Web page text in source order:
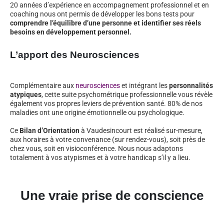
20 années d’expérience en accompagnement professionnel et en
coaching nous ont permis de développer les bons tests pour
comprendre l’équilibre d’une personne et identifier ses réels
besoins en développement personnel.
L’apport des Neurosciences
Complémentaire aux neuroscienceset intégrant lespersonnalités
atypiques, cette suite psychométrique professionnelle vous révèle
également vos propres leviers de prévention santé. 80% de nos
maladies ont une origine émotionnelle ou psychologique.
Ce Bilan d’Orientation à Vaudesincourt est réalisé sur-mesure,
aux horaires à votre convenance (sur rendez-vous), soit près de
chez vous, soit en visioconférence. Nous nous adaptons
totalement à vos atypismes et à votre handicap s’il y a lieu.
Une vraie prise de conscience